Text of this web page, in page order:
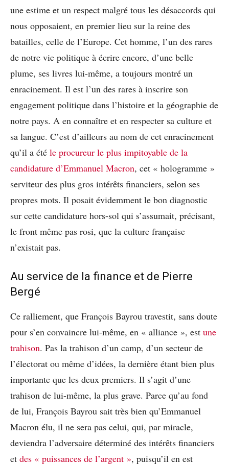
une estime et un respect malgré tous les désaccords qui
nous opposaient, en premier lieu sur la reine des
batailles, celle de l’Europe. Cet homme, l’un des rares
de notre vie politique à écrire encore, d’une belle
plume, ses livres lui-même, a toujours montré un
enracinement. Il est l’un des rares à inscrire son
engagement politique dans l’histoire et la géographie de
notre pays. A en connaître et en respecter sa culture et
sa langue. C’est d’ailleurs au nom de cet enracinement
qu’il a été le procureur le plus impitoyable de la
candidature d’Emmanuel Macron, cet « hologramme »
serviteur des plus gros intérêts financiers, selon ses
propres mots. Il posait évidemment le bon diagnostic
sur cette candidature hors-sol qui s’assumait, précisant,
le front même pas rosi, que la culture française
n’existait pas.
Au service de la finance et de Pierre
Bergé
Ce ralliement, que François Bayrou travestit, sans doute
pour s’en convaincre lui-même, en « alliance », est une
trahison. Pas la trahison d’un camp, d’un secteur de
l’électorat ou même d’idées, la dernière étant bien plus
importante que les deux premiers. Il s’agit d’une
trahison de lui-même, la plus grave. Parce qu’au fond
de lui, François Bayrou sait très bien qu’Emmanuel
Macron élu, il ne sera pas celui, qui, par miracle,
deviendra l’adversaire déterminé des intérêts financiers
et des « puissances de l’argent », puisqu’il en est